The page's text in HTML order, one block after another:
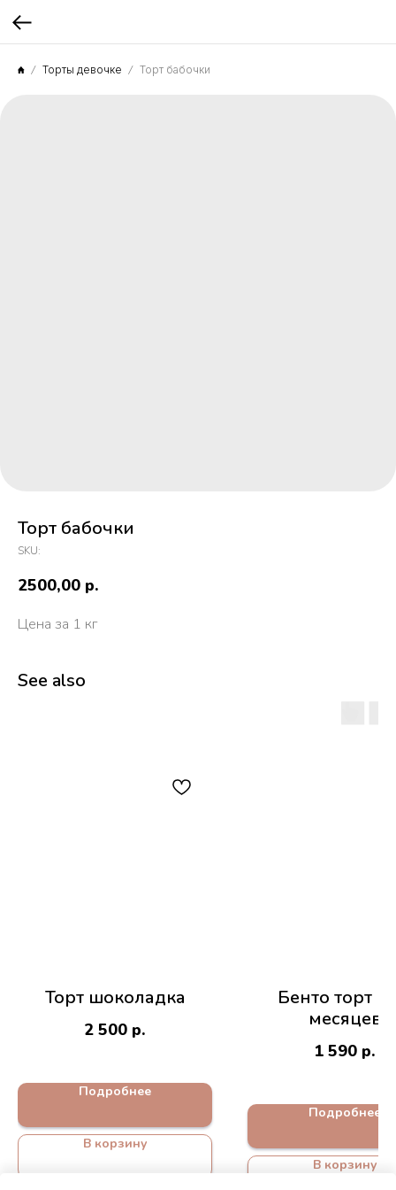
Торты девочке Торт бабочки
Торт бабочки
SKU:
2500,00 р.
Цена за 1 кг
See also
Торт шоколадка
2 500 р.
Подробнее
В корзину
Бенто торт
месяцев
1 590 р.
Подробнее
В корзину